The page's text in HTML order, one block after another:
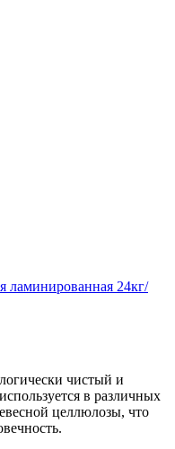
ламинированная 24кг/
чистый и
в различных
целлюлозы, что